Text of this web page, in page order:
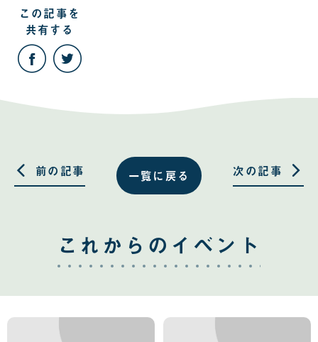
この記事を
共有する
こ
の
記
Facebook
る
Twitter
る 一覧に戻る
前の記事 次の記事
これからのイベント